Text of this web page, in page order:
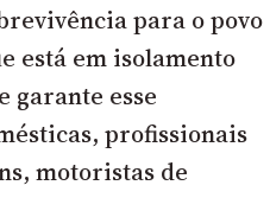
para o povo
está em isolamento
garante esse
profissionais
motoristas de